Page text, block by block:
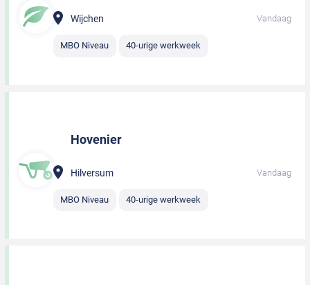
Wijchen Vandaag
MBO Niveau 40-urige werkweek
Hovenier
Hilversum Vandaag
MBO Niveau 40-urige werkweek